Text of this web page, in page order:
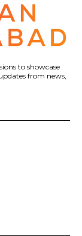
to showcase
from news,